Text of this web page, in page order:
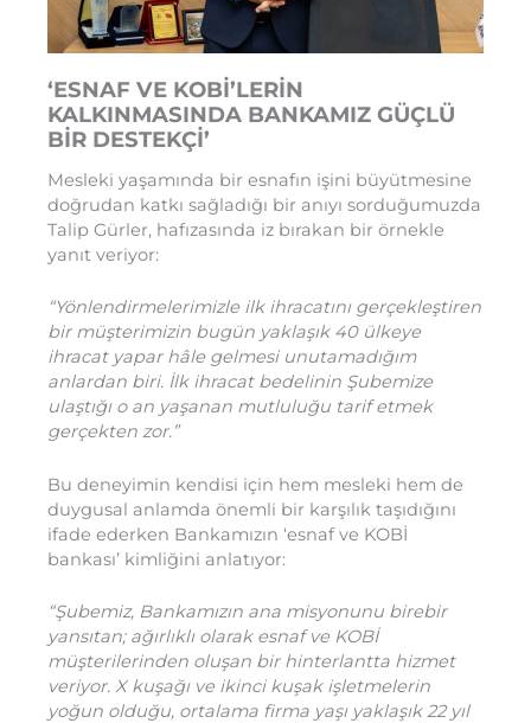
‘ESNAF VE KOBİ’LERİN
KALKINMASINDA BANKAMIZ GÜÇLÜ
BİR DESTEKÇİ’
Mesleki yaşamında bir esnafın işini büyütmesine
doğrudan katkı sağladığı bir anıyı sorduğumuzda
Talip Gürler, hafızasında iz bırakan bir örnekle
yanıt veriyor:
“Yönlendirmelerimizle ilk ihracatını gerçekleştiren
bir müşterimizin bugün yaklaşık 40 ülkeye
ihracat yapar hâle gelmesi unutamadığım
anlardan biri. İlk ihracat bedelinin Şubemize
ulaştığı o an yaşanan mutluluğu tarif etmek
gerçekten zor.”
Bu deneyimin kendisi için hem mesleki hem de
duygusal anlamda önemli bir karşılık taşıdığını
ifade ederken Bankamızın ‘esnaf ve KOBİ
bankası’ kimliğini anlatıyor:
“Şubemiz, Bankamızın ana misyonunu birebir
yansıtan; ağırlıklı olarak esnaf ve KOBİ
müşterilerinden oluşan bir hinterlantta hizmet
veriyor. X kuşağı ve ikinci kuşak işletmelerin
yoğun olduğu, ortalama firma yaşı yaklaşık 22 yıl